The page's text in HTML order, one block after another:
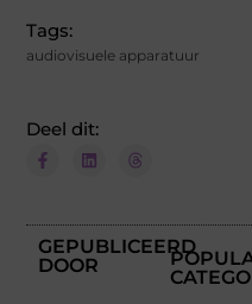
Tags:
audiovisuele apparatuur
Deel dit:
GEPUBLICEERD
DOOR